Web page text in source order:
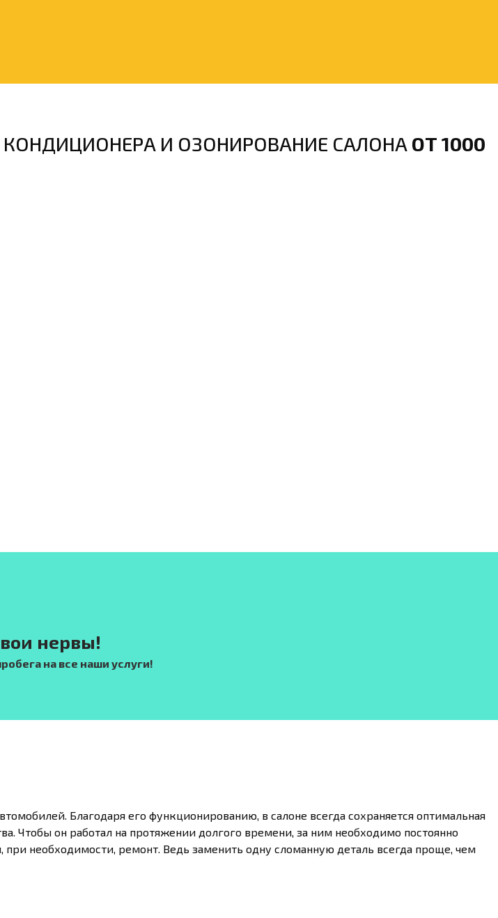
КОНДИЦИОНЕРА И ОЗОНИРОВАНИЕ САЛОНА ОТ 1000
нервы!
на все наши услуги!
Благодаря его функционированию, в салоне всегда сохраняется оптимальная
Чтобы он работал на протяжении долгого времени, за ним необходимо постоянно
необходимости, ремонт. Ведь заменить одну сломанную деталь всегда проще, чем